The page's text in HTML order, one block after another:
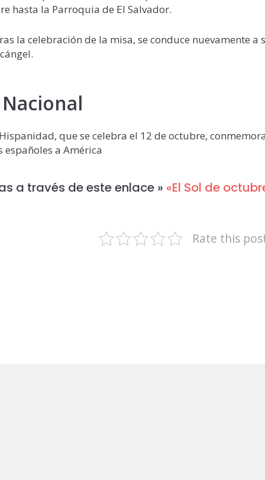
hasta la Parroquia de El Salvador.
la celebración de la misa, se conduce nuevamente a
que se celebra el 12 de octubre,
a América
a través de este enlace » «El Sol de
Rate this